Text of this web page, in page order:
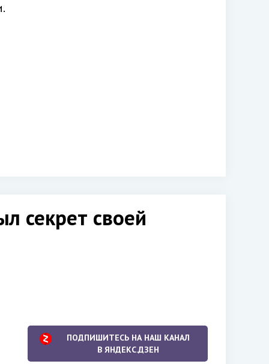
секрет своей
ПОДПИШИТЕСЬ НА НАШ КАНАЛ
В ЯНДЕКС.ДЗЕН